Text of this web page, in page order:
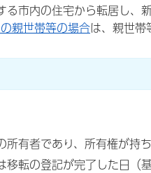
る市内の住宅から転居し、
の親世帯等の場合は、親世帯
所有者であり、所有権が持
移転の登記が完了した日（